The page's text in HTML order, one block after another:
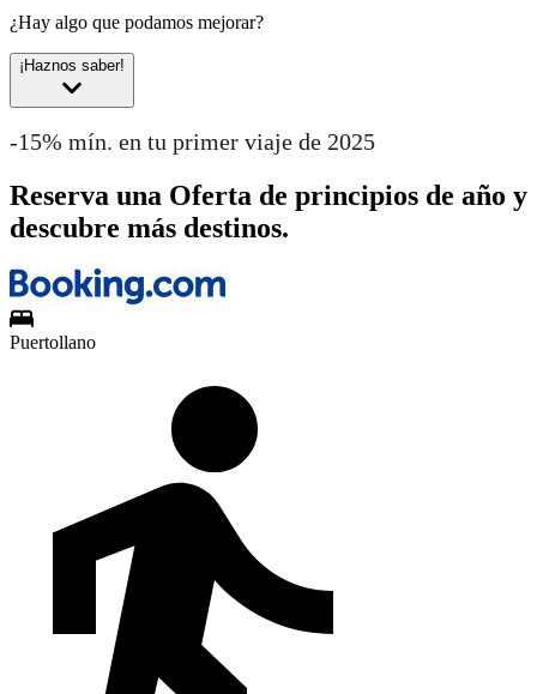
¿Hay algo que podamos mejorar?
¡Haznos saber!
-15% mín. en tu primer viaje de 2025
Reserva una Oferta de principios de año y
descubre más destinos.
Puertollano